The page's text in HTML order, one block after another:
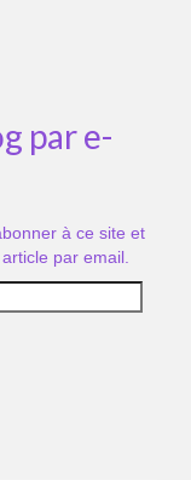
par e-
à ce site et
par email.